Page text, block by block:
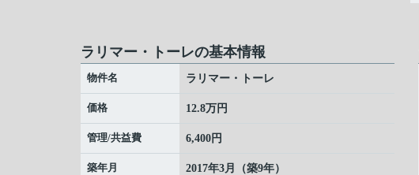
ラリマー・トーレの基本情報
物件名 ラリマー・トーレ
価格 12.8万円
管理/共益費 6,400円
築年月 2017年3月（築9年）